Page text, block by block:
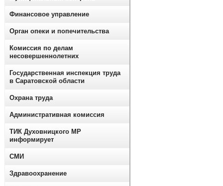
Финансовое управление
Орган опеки и попечительства
Комиссия по делам
несовершеннолетних
Государственная инспекция труда
в Саратовской области
Охрана труда
Административная комиссия
ТИК Духовницкого МР
информирует
СМИ
Здравоохранение